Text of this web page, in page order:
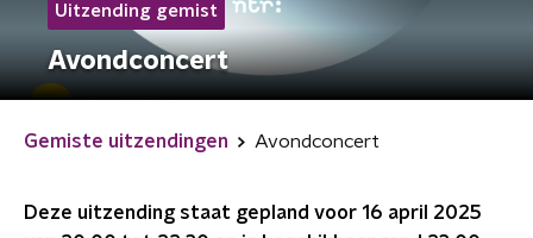
Uitzending gemist
Avondconcert
Gemiste uitzendingen Avondconcert
Deze uitzending staat gepland voor 16 april 2025